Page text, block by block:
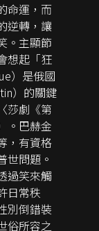
命運，而
逆轉，讓
。主顯節
想起「狂
）是俄國
）的關鍵
莎劇《第
。巴赫金
，有資格
世問題。
過笑來觸
日常秩
別倒錯裝
俗所容之